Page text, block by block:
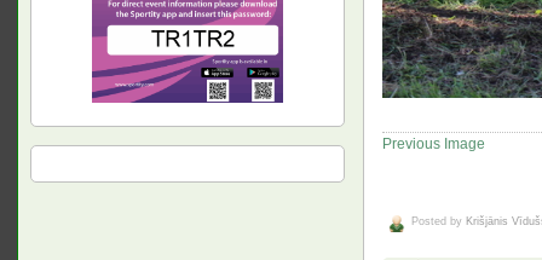
Previous Image
Posted by Krišjānis